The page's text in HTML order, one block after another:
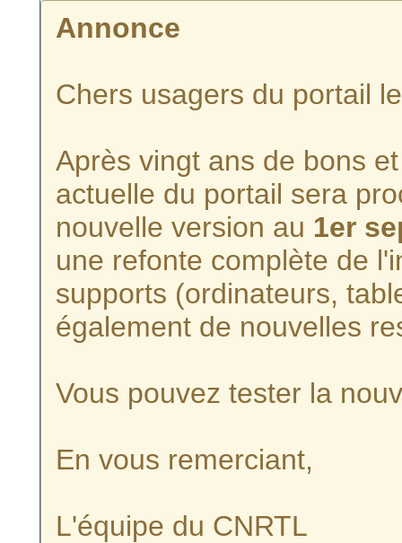
Annonce
Chers usagers du portail
Après vingt ans de bons
actuelle du portail sera
nouvelle version au 1er
une refonte complète de
supports (ordinateurs,
également de nouvelles
Vous pouvez tester la
En vous remerciant,
L'équipe du CNRTL